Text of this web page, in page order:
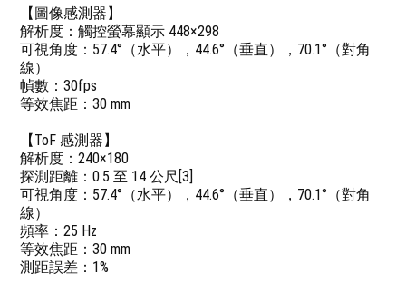
【圖像感測器】
解析度：觸控螢幕顯示 448×298
可視角度：57.4°（水平），44.6°（垂直），70.1°（對角
線）
幀數：30fps
等效焦距：30 mm
【ToF 感測器】
解析度：240×180
探測距離：0.5 至 14 公尺[3]
可視角度：57.4°（水平），44.6°（垂直），70.1°（對角
線）
頻率：25 Hz
等效焦距：30 mm
測距誤差：1%